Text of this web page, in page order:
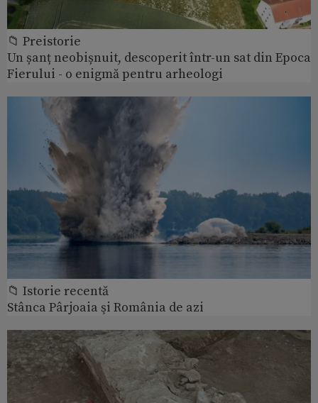
📁 Preistorie
Un șanț neobișnuit, descoperit într-un sat din Epoca
Fierului - o enigmă pentru arheologi
📁 Istorie recentă
Stânca Pârjoaia şi România de azi